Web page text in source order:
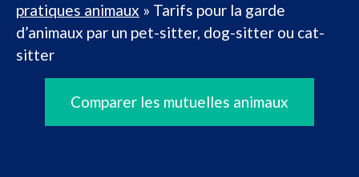
pratiques animaux » Tarifs pour la garde
d’animaux par un pet-sitter, dog-sitter ou cat-
sitter
Comparer les mutuelles animaux